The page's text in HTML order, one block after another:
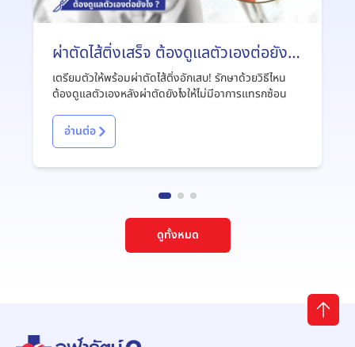
ผ่าตัดไส้ติ่งเสร็จ ต้องดูแลตัวเองต่อยังไง
?
เตรียมตัวให้พร้อมผ่าตัดไส้ติ่งอักเสบ! รักษาด้วยวิธีไหน
ต้องดูแลตัวเองหลังผ่าตัดยังไงให้ไม่มีอาการแทรกซ้อน
อ่านต่อ
ดูทั้งหมด